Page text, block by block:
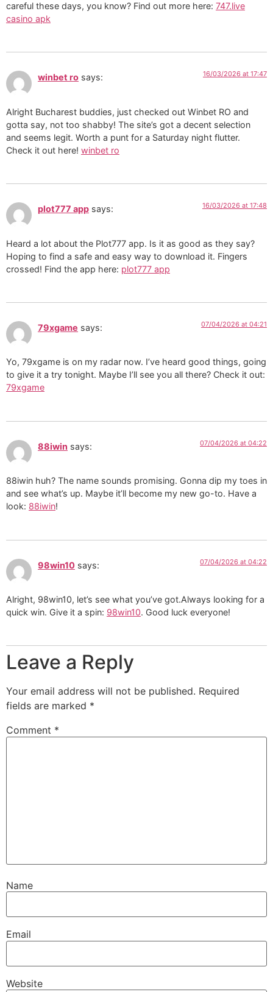
careful these days, you know? Find out more here: 747.live
casino apk
winbet ro says: 16/03/2026 at 17:47
Alright Bucharest buddies, just checked out Winbet RO and
gotta say, not too shabby! The site’s got a decent selection
and seems legit. Worth a punt for a Saturday night flutter.
Check it out here! winbet ro
plot777 app says: 16/03/2026 at 17:48
Heard a lot about the Plot777 app. Is it as good as they say?
Hoping to find a safe and easy way to download it. Fingers
crossed! Find the app here: plot777 app
79xgame says: 07/04/2026 at 04:21
Yo, 79xgame is on my radar now. I’ve heard good things, going
to give it a try tonight. Maybe I’ll see you all there? Check it out:
79xgame
88iwin says: 07/04/2026 at 04:22
88iwin huh? The name sounds promising. Gonna dip my toes in
and see what’s up. Maybe it’ll become my new go-to. Have a
look: 88iwin!
98win10 says: 07/04/2026 at 04:22
Alright, 98win10, let’s see what you’ve got.Always looking for a
quick win. Give it a spin: 98win10. Good luck everyone!
Leave a Reply
Your email address will not be published. Required
fields are marked *
Comment *
Name
Email
Website